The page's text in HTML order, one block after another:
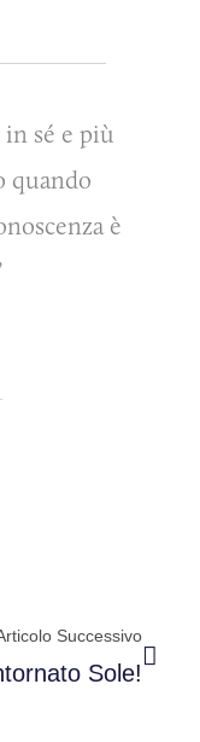
in sé e più
quando
è
Successivo
Sole!